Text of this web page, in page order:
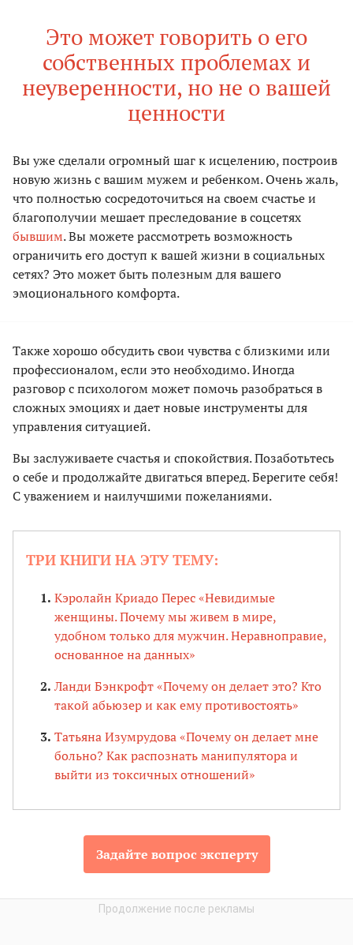
Это может говорить о его
собственных проблемах и
неуверенности, но не о вашей
ценности
Вы уже сделали огромный шаг к исцелению, построив
новую жизнь с вашим мужем и ребенком. Очень жаль,
что полностью сосредоточиться на своем счастье и
благополучии мешает преследование в соцсетях
бывшим. Вы можете рассмотреть возможность
ограничить его доступ к вашей жизни в социальных
сетях? Это может быть полезным для вашего
эмоционального комфорта.
Также хорошо обсудить свои чувства с близкими или
профессионалом, если это необходимо. Иногда
разговор с психологом может помочь разобраться в
сложных эмоциях и дает новые инструменты для
управления ситуацией.
Вы заслуживаете счастья и спокойствия. Позаботьтесь
о себе и продолжайте двигаться вперед. Берегите себя!
С уважением и наилучшими пожеланиями.
ТРИ КНИГИ НА ЭТУ ТЕМУ:
Кэролайн Криадо Перес «Невидимые
женщины. Почему мы живем в мире,
удобном только для мужчин. Неравноправие,
основанное на данных»
Ланди Бэнкрофт «Почему он делает это? Кто
такой абьюзер и как ему противостоять»
Татьяна Изумрудова «Почему он делает мне
больно? Как распознать манипулятора и
выйти из токсичных отношений»
Задайте вопрос эксперту